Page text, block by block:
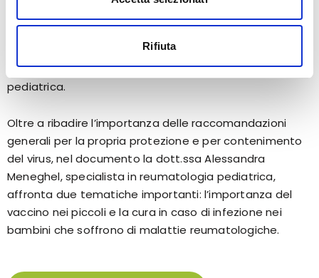
Rifiuta
COVID 19 e malattie reumatologiche
Il COVID-19 nei bambini con malattie reumatologiche ha
andamento simile a quello della popolazione generale
pediatrica.
Oltre a ribadire l’importanza delle raccomandazioni
generali per la propria protezione e per contenimento
del virus, nel documento la dott.ssa Alessandra
Meneghel, specialista in reumatologia pediatrica,
affronta due tematiche importanti: l’importanza del
vaccino nei piccoli e la cura in caso di infezione nei
bambini che soffrono di malattie reumatologiche.